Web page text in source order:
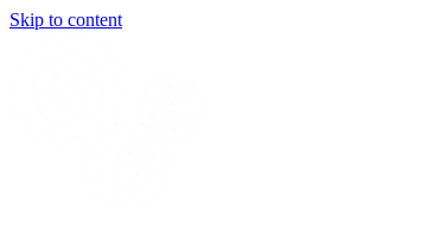
Skip to content